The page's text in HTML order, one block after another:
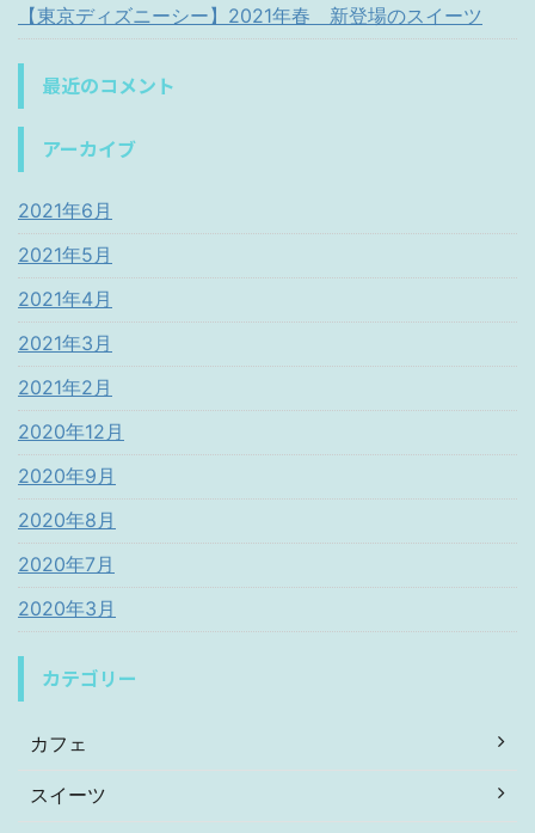
【東京ディズニーシー】2021年春 新登場のスイーツ
最近のコメント
アーカイブ
2021年6月
2021年5月
2021年4月
2021年3月
2021年2月
2020年12月
2020年9月
2020年8月
2020年7月
2020年3月
カテゴリー
カフェ
スイーツ